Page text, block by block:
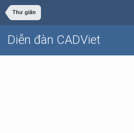
Thư giãn
Diễn đàn CADViet